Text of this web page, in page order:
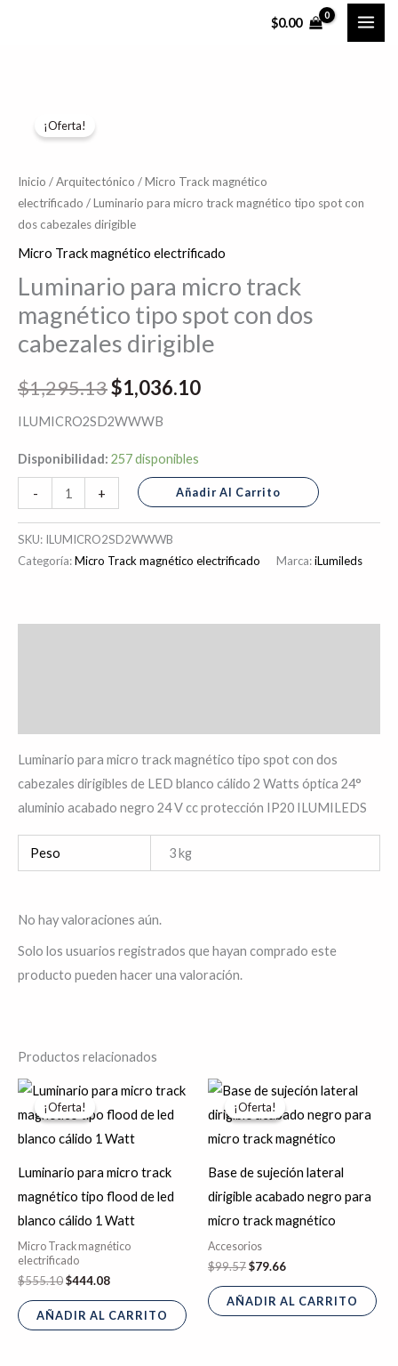
$0.00
¡Oferta!
Inicio /Arquitectónico /Micro Track magnético
electrificado / Luminario para micro track magnético tipo spot con
dos cabezales dirigible
Micro Track magnético electrificado
Luminario para micro track
magnético tipo spot con dos
cabezales dirigible
$1,295.13
original
era:
$1,295.13.
$1,036.10
actual
$1,036.10.
ILUMICRO2SD2WWWB
Disponibilidad: 257 disponibles
-
para
track
magnético
tipo
spot
con
dos
cabezales
dirigible
+ Añadir Al Carrito
SKU: ILUMICRO2SD2WWWB
Categoría:Micro Track magnético electrificado Marca:iLumileds
Luminario para micro track magnético tipo spot con dos
cabezales dirigibles de LED blanco cálido 2 Watts óptica 24°
aluminio acabado negro 24 V cc protección IP20 ILUMILEDS
Peso 3 kg
No hay valoraciones aún.
Solo los usuarios registrados que hayan comprado este
producto pueden hacer una valoración.
Productos relacionados
¡Oferta!
¡Oferta!
Luminario para micro track
magnético tipo flood de led
blanco cálido 1 Watt
Micro Track magnético
electrificado
$555.10
precio
original
$555.10.
$444.08
precio
actual
$444.08.
AÑADIR AL CARRITO
¡Oferta!
¡Oferta!
Base de sujeción lateral
dirigible acabado negro para
micro track magnético
Accesorios
$99.57
precio
original
$99.57.
$79.66
El
precio
actual
$79.66.
AÑADIR AL CARRITO